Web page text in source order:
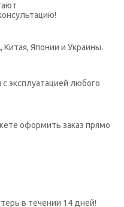
Японии и Украины.
эксплуатацией любого
оформить заказ прямо
в течении 14 дней!